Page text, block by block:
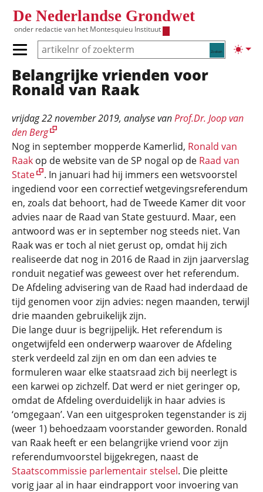
De Nederlandse Grondwet
onder redactie van het Montesquieu Instituut
Zoeken
Primair menu tonen/verbergen
Hoofdnavigatie
Belangrijke vrienden voor
Ronald van Raak
vrijdag 22 november 2019, analyse vanProf.Dr. Joop van
den Berg
Nog in september mopperde Kamerlid, Ronald van
Raak op de website van de SP nogal op de Raad van
State
. In januari had hij immers een wetsvoorstel
ingediend voor een correctief wetgevingsreferendum
en, zoals dat behoort, had de Tweede Kamer dit voor
advies naar de Raad van State gestuurd. Maar, een
antwoord was er in september nog steeds niet. Van
Raak was er toch al niet gerust op, omdat hij zich
realiseerde dat nog in 2016 de Raad in zijn jaarverslag
ronduit negatief was geweest over het referendum.
De Afdeling advisering van de Raad had inderdaad de
tijd genomen voor zijn advies: negen maanden, terwijl
drie maanden gebruikelijk zijn.
Die lange duur is begrijpelijk. Het referendum is
ongetwijfeld een onderwerp waarover de Afdeling
sterk verdeeld zal zijn en om dan een advies te
formuleren waar elke staatsraad zich bij neerlegt is
een karwei op zichzelf. Dat werd er niet geringer op,
omdat de Afdeling overduidelijk in haar advies is
‘omgegaan’. Van een uitgesproken tegenstander is zij
(weer 1) behoedzaam voorstander geworden. Ronald
van Raak heeft er een belangrijke vriend voor zijn
referendumvoorstel bijgekregen, naast de
Staatscommissie parlementair stelsel. Die pleitte
vorig jaar al in haar eindrapport voor invoering van